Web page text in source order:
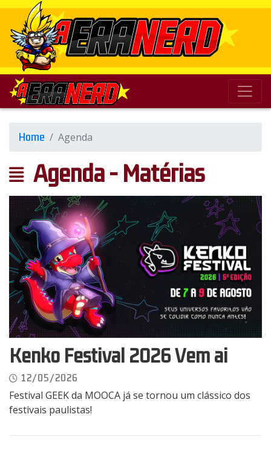
Home Agenda
Agenda - Matérias
Kenko Festival 2026 Vem ai
12/05/2026
Festival GEEK da MOOCA já se tornou um clássico dos
festivais paulistas!